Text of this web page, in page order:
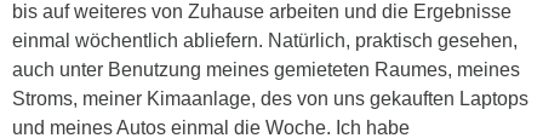
bis auf weiteres von Zuhause arbeiten und die Ergebnisse
einmal wöchentlich abliefern. Natürlich, praktisch gesehen,
auch unter Benutzung meines gemieteten Raumes, meines
Stroms, meiner Kimaanlage, des von uns gekauften Laptops
und meines Autos einmal die Woche. Ich habe